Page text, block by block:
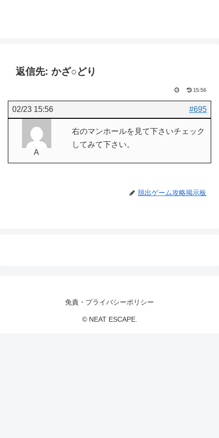
返信先: かざ○どり
15:56
02/23 15:56 #695
A
右のマンホールを見て下さいチェック
してみて下さい。
脱出ゲーム攻略掲示板
免責・プライバシーポリシー
© NEAT ESCAPE.